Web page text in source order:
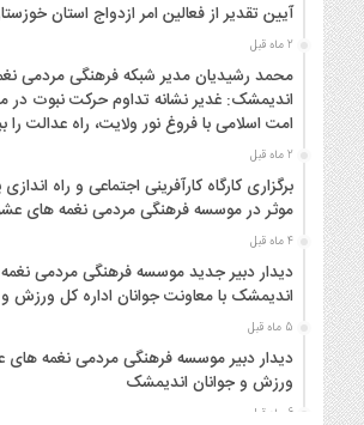
آیین تقدیر از فعالین امر ازدواج استان
2 ماه قبل
محمد رشیدیان مدیر شبکه فرهنگی مردمی
اندیمشک: غدیر نشانه تداوم حرکت نبوت در
امت اسلامی با فروغ نور ولایت، راه عدالت را
2 ماه قبل
برگزاری کارگاه کارآفرینی اجتماعی و راه
موثر در موسسه فرهنگی مردمی نغمه های
4 ماه قبل
دیدار دبیر جدید موسسه فرهنگی مردمی
اندیمشک با معاونت جوانان اداره کل ورزش
5 ماه قبل
دیدار دبیر موسسه فرهنگی مردمی نغمه های
ورزش و جوانان اندیمشک
6 ماه قبل